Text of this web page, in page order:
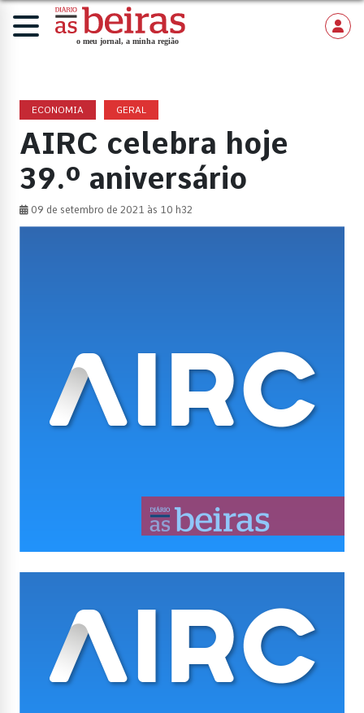
ECONOMIA GERAL
AIRC celebra hoje
39.º aniversário
09 de setembro de 2021 às 10 h32